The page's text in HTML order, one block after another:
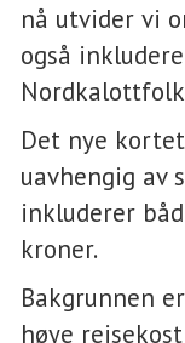
nå utvider vi
også
Det nye
uavhengig av
inkluderer
kroner.
Bakgrunnen
høye